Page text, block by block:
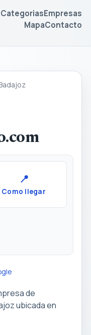
CategoriasEmpresas
MapaContacto
📍
Como llegar
de
ubicada en